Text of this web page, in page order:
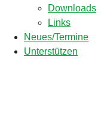
Downloads
Links
Neues/Termine
Unterstützen